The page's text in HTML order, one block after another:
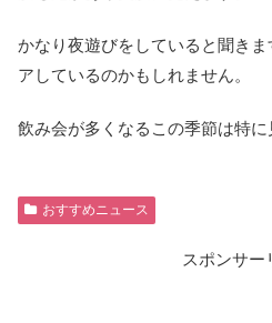
かなり夜遊びをしていると聞き
アしているのかもしれません。
飲み会が多くなるこの季節は特に
おすすめニュース
スポンサー